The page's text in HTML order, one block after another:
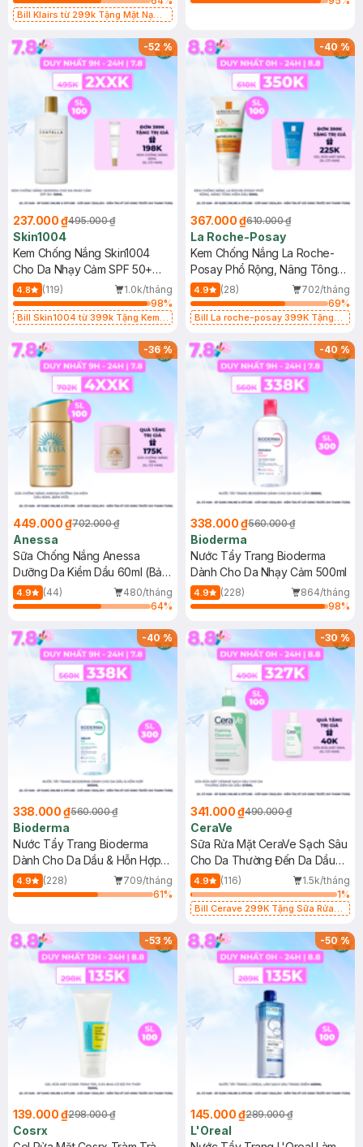
Bill Klairs từ 299k Tặng Mặt Nạ
25ml (SL Có Hạn)
-52%
237.000 ₫495.000 ₫
Skin1004
Kem Chống Nắng Skin1004
Cho Da Nhạy Cảm SPF 50+
50ml
4.8 (119)
1.0k/tháng
98%
Bill Skin1004 từ 399k Tặng Kem
SPF 50+ 20ml (SL Có Hạn)
-40%
367.000 ₫610.000 ₫
La Roche-Posay
Kem Chống Nắng La Roche-
Posay Phổ Rộng, Nâng Tông
Kiềm Dầu 50ml
4.9 (28)
702/tháng
69%
Bill La roche-posay 399K Tặng
(SL có hạn)
-36%
449.000 ₫702.000 ₫
Anessa
Sữa Chống Nắng Anessa
Dưỡng Da Kiềm Dầu 60ml (Bản
Mới)
4.9 (44)
480/tháng
64%
-40%
338.000 ₫560.000 ₫
Bioderma
Nước Tẩy Trang Bioderma
Dành Cho Da Nhạy Cảm 500ml
4.9 (228)
864/tháng
98%
-40%
338.000 ₫560.000 ₫
Bioderma
Nước Tẩy Trang Bioderma
Dành Cho Da Dầu & Hỗn Hợp
500ml
4.9 (228)
709/tháng
61%
-30%
341.000 ₫490.000 ₫
CeraVe
Sữa Rửa Mặt CeraVe Sạch Sâu
Cho Da Thường Đến Da Dầu
473ml
4.9 (116)
1.5k/tháng
1%
Bill Cerave 299K Tặng Sữa Rửa
-53%
139.000 ₫298.000 ₫
Cosrx
-50%
145.000 ₫289.000 ₫
L'Oreal